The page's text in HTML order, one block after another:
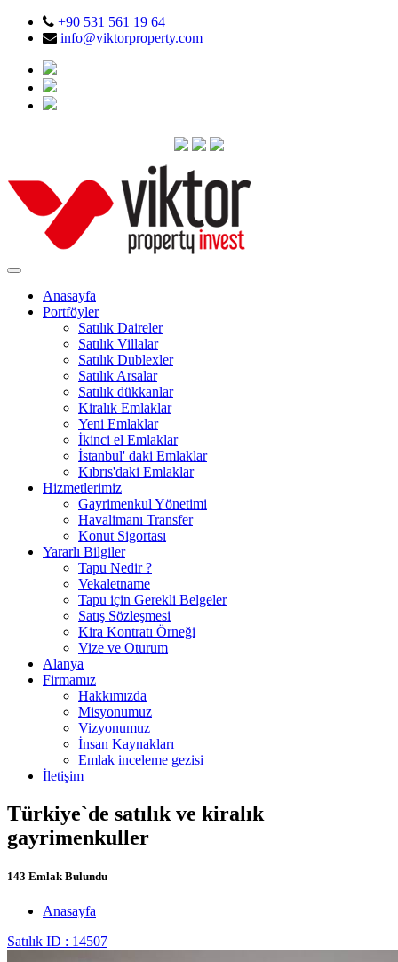
+90 531 561 19 64
info@viktorproperty.com
Anasayfa
Portföyler
Satılık Daireler
Satılık Villalar
Satılık Dublexler
Satılık Arsalar
Satılık dükkanlar
Kiralık Emlaklar
Yeni Emlaklar
İkinci el Emlaklar
İstanbul' daki Emlaklar
Kıbrıs'daki Emlaklar
Hizmetlerimiz
Gayrimenkul Yönetimi
Havalimanı Transfer
Konut Sigortası
Yararlı Bilgiler
Tapu Nedir ?
Vekaletname
Tapu için Gerekli Belgeler
Satış Sözleşmesi
Kira Kontratı Örneği
Vize ve Oturum
Alanya
Firmamız
Hakkımızda
Misyonumuz
Vizyonumuz
İnsan Kaynakları
Emlak inceleme gezisi
İletişim
Türkiye`de satılık ve kiralık
gayrimenkuller
143 Emlak Bulundu
Anasayfa
Satılık ID : 14507